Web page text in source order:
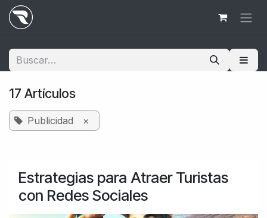
Ir al contenido
17 Artículos
Publicidad ×
Estrategias para Atraer Turistas
con Redes Sociales